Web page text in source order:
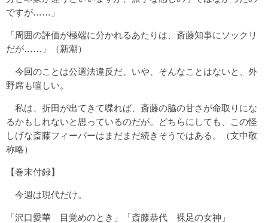
ですが……」
「周囲の評価が極端に分かれるあたりは、斎藤知事にソックリ
だが……」（新潮）
今回のことは公選法違反だ、いや、そんなことはないと、外
野席も喧しい。
私は、折田が出てきて喋れば、斎藤の脇の甘さが命取りにな
るかもしれないと思っているのだが。どちらにしても、この怪
しげな斎藤フィーバーはまだまだ続きそうではある。（文中敬
称略）
【巻末付録】
今週は現代だけ。
「沢口愛華 目覚めのとき」「斎藤恭代 裸足の女神」